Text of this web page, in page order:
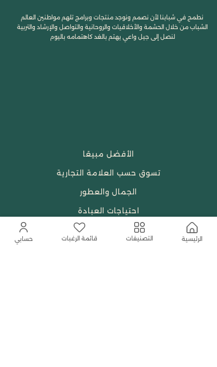
الرئيسية التصنيفات قائمة الرغبات حسابي
نطمح في شبابنا لأن نصمم ونوجد منتجات وبرامج تلهم مواطنين العالم
الشباب من خلال الحشمة والأخلاقيات والروحانية والتواصل والإرشاد والتربية
لنصل إلى جيل واعي يهتم بالغد كاهتمامه باليوم
الأفضل مبيعًا
تسوق حسب العلامة التجارية
الجمال والعطور
احتياجات العبادة